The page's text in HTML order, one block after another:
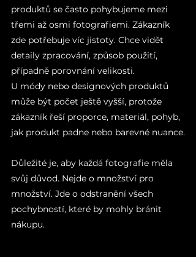
produktů se často pohybujeme mezi
třemi až osmi fotografiemi. Zákazník
zde potřebuje víc jistoty. Chce vidět
detaily zpracování, způsob použití,
případně porovnání velikosti.
U módy nebo designových produktů
může být počet ještě vyšší, protože
zákazník řeší proporce, materiál, pohyb,
jak produkt padne nebo barevné nuance.
Důležité je, aby každá fotografie měla
svůj důvod. Nejde o množství pro
množství. Jde o odstranění všech
pochybností, které by mohly bránit
nákupu.